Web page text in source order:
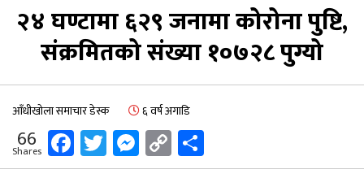
२४ घण्टामा ६२९ जनामा कोरोना पुष्टि,
संक्रमितको संख्या १०७२८ पुग्यो
आँधीखोला समाचार डेस्क ६ वर्ष अगाडि
66
Shares Facebook
Twitter
Messenger
Copy
Link